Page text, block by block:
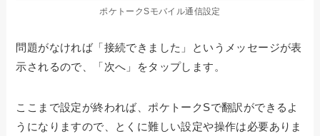
ポケトークSモバイル通信設定
問題がなければ「接続できました」というメッセージが表
示されるので、「次へ」をタップします。
ここまで設定が終われば、ポケトークSで翻訳ができるよ
うになりますので、とくに難しい設定や操作は必要ありま